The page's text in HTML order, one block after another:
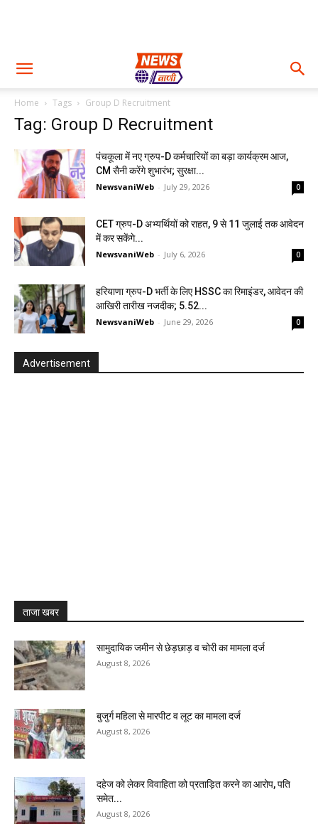
Home Tags Group D Recruitment
Tag: Group D Recruitment
पंचकूला में नए ग्रुप-D कर्मचारियों का बड़ा कार्यक्रम आज,
CM सैनी करेंगे शुभारंभ; सुरक्षा...
NewsvaniWeb - July 29, 2026 0
CET ग्रुप-D अभ्यर्थियों को राहत, 9 से 11 जुलाई तक आवेदन
में कर सकेंगे...
NewsvaniWeb - July 6, 2026 0
हरियाणा ग्रुप-D भर्ती के लिए HSSC का रिमाइंडर, आवेदन की
आखिरी तारीख नजदीक; 5.52...
NewsvaniWeb - June 29, 2026 0
Advertisement
ताजा खबर
सामुदायिक जमीन से छेड़छाड़ व चोरी का मामला दर्ज
August 8, 2026
बुजुर्ग महिला से मारपीट व लूट का मामला दर्ज
August 8, 2026
दहेज को लेकर विवाहिता को प्रताड़ित करने का आरोप, पति
समेत...
August 8, 2026